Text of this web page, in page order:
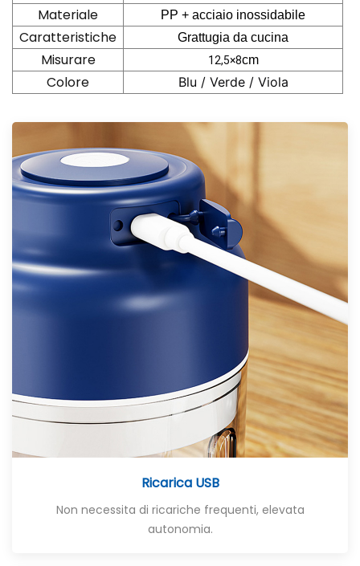
Materiale
PP + acciaio inossidabile
Caratteristiche Grattugia da cucina
Misurare 12,5×8cm
Colore Blu / Verde / Viola
Ricarica USB
Non necessita di ricariche frequenti, elevata
autonomia.